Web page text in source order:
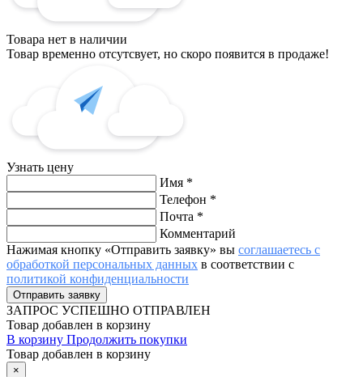
Товара нет в наличии
Товар временно отсутсвует, но скоро появится в продаже!
Узнать цену
Имя *
Телефон *
Почта *
Комментарий
Нажимая кнопку «Отправить заявку» вы соглашаетесь с
обработкой персональных данных в соответствии с
политикой конфиденциальности
ЗАПРОС УСПЕШНО ОТПРАВЛЕН
Товар добавлен в корзину
В корзину Продолжить покупки
Товар добавлен в корзину
×